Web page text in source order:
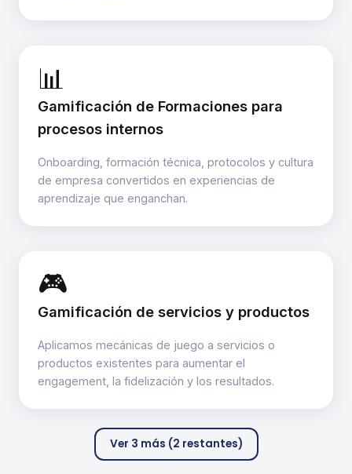
📊
Gamificación de Formaciones para
procesos internos
Onboarding, formación técnica, protocolos y cultura
de empresa convertidos en experiencias de
aprendizaje que enganchan.
🎮
Gamificación de servicios y productos
Aplicamos mecánicas de juego a servicios o
productos existentes para aumentar el
engagement, la fidelización y los resultados.
Ver 3 más (2 restantes)